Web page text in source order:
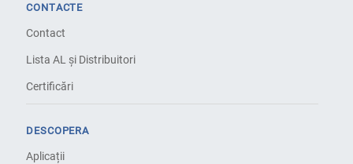
CONTACTE
Contact
Lista AL și Distribuitori
Certificări
DESCOPERA
Aplicații